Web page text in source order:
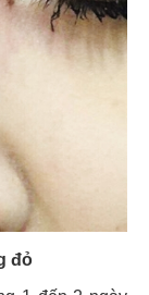
đỏ